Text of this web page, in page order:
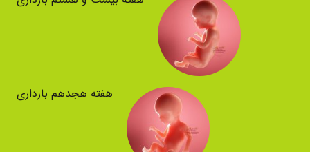
هفته هجدهم بارداری